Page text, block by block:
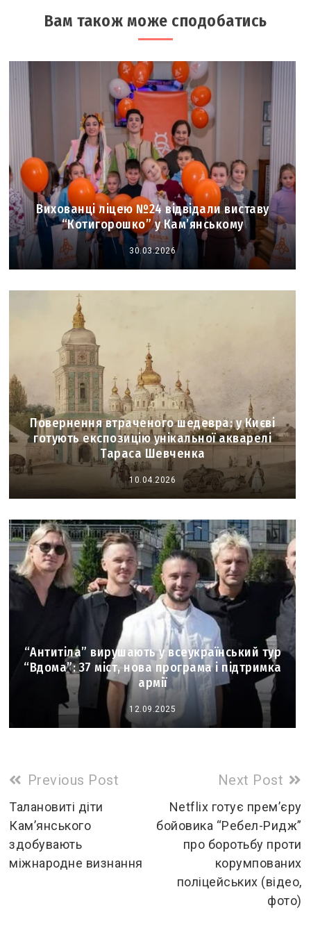
Вам також може сподобатись
Вихованці ліцею №24 відвідали виставу
“Котигорошко” у Кам’янському
30.03.2026
Повернення втраченого шедевра: у Києві
готують експозицію унікальної акварелі
Тараса Шевченка
10.04.2026
“Антитіла” вирушають у всеукраїнський тур
“Вдома”: 37 міст, нова програма і підтримка
армії
12.09.2025
Read
more
articles
Previous Post
Талановиті діти
Кам’янського
здобувають
міжнародне визнання
Next Post
Netflix готує прем’єру
бойовика “Ребел-Ридж”
про боротьбу проти
корумпованих
поліцейських (відео,
фото)